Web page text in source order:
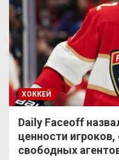
ХОККЕЙ
Daily Faceoff
ценности
свободных